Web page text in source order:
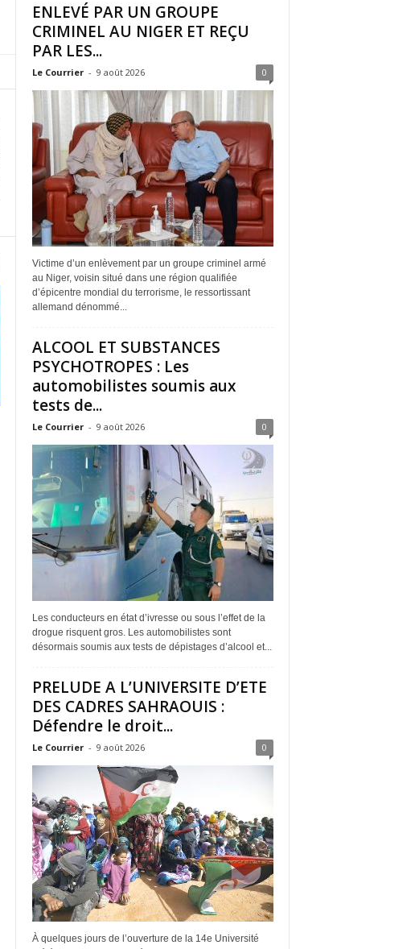
ENLEVÉ PAR UN GROUPE
CRIMINEL AU NIGER ET REÇU
PAR LES...
Le Courrier - 9 août 2026 0
Victime d’un enlèvement par un groupe criminel armé
au Niger, voisin situé dans une région qualifiée
d’épicentre mondial du terrorisme, le ressortissant
allemand dénommé...
ALCOOL ET SUBSTANCES
PSYCHOTROPES : Les
automobilistes soumis aux
tests de...
Le Courrier - 9 août 2026 0
Les conducteurs en état d’ivresse ou sous l’effet de la
drogue risquent gros. Les automobilistes sont
désormais soumis aux tests de dépistages d’alcool et...
PRELUDE A L’UNIVERSITE D’ETE
DES CADRES SAHRAOUIS :
Défendre le droit...
Le Courrier - 9 août 2026 0
À quelques jours de l’ouverture de la 14e Université